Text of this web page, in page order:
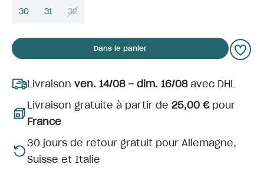
30 31 32
Dans le panier
Livraison ven. 14/08 – dim. 16/08avec DHL
Livraison gratuite à partir de 25,00 €pour
France
30 jours de retour gratuit pour Allemagne,
Suisse et Italie